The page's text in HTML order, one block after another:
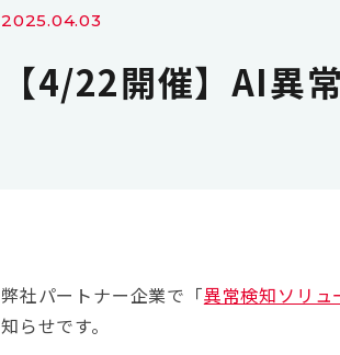
2025.04.03
【4/22開催】AI異
弊社パートナー企業で「異常検知ソリ
知らせです。